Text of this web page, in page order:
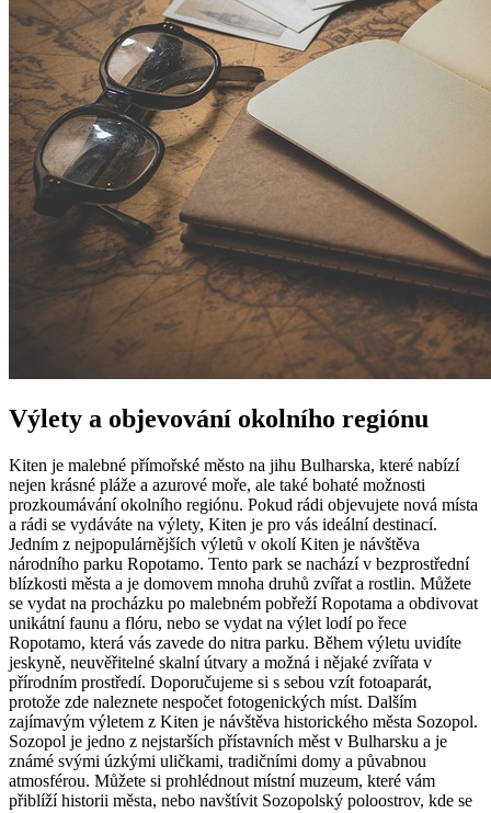
Výlety a objevování okolního regiónu
Kiten je malebné přímořské město na jihu Bulharska, které nabízí
nejen krásné pláže a azurové moře, ale také bohaté možnosti
prozkoumávání okolního regiónu. Pokud rádi objevujete nová místa
a rádi se vydáváte na výlety, Kiten je pro vás ideální destinací.
Jedním z nejpopulárnějších výletů v okolí Kiten je návštěva
národního parku Ropotamo. Tento park se nachází v bezprostřední
blízkosti města a je domovem mnoha druhů zvířat a rostlin. Můžete
se vydat na procházku po malebném pobřeží Ropotama a obdivovat
unikátní faunu a flóru, nebo se vydat na výlet lodí po řece
Ropotamo, která vás zavede do nitra parku. Během výletu uvidíte
jeskyně, neuvěřitelné skalní útvary a možná i nějaké zvířata v
přírodním prostředí. Doporučujeme si s sebou vzít fotoaparát,
protože zde naleznete nespočet fotogenických míst. Dalším
zajímavým výletem z Kiten je návštěva historického města Sozopol.
Sozopol je jedno z nejstarších přístavních měst v Bulharsku a je
známé svými úzkými uličkami, tradičními domy a půvabnou
atmosférou. Můžete si prohlédnout místní muzeum, které vám
přiblíží historii města, nebo navštívit Sozopolský poloostrov, kde se